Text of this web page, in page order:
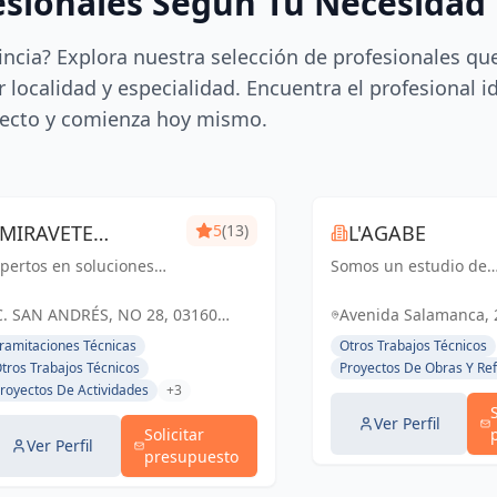
Explora nuestra selección de profesionales
y especialidad. Encuentra el profesional
y comienza hoy mismo.
en soluciones
con más
nos
en
todas las
5(13)
SAN ANDRÉS, NO 28, 03160
ESPAÑA, España
Técnicas
Trabajos Técnicos
De Actividades
+3
Ver Perfil
Solicitar
presupuesto
L'AGABE
Somos un estudio de
especializado en
planimetría, selección
materiales y
Transformamos
Avenida Salamanca,
(Alacant), España,
Otros Trabajos Técnicos
Proyectos De Obras Y
Ver Perfil